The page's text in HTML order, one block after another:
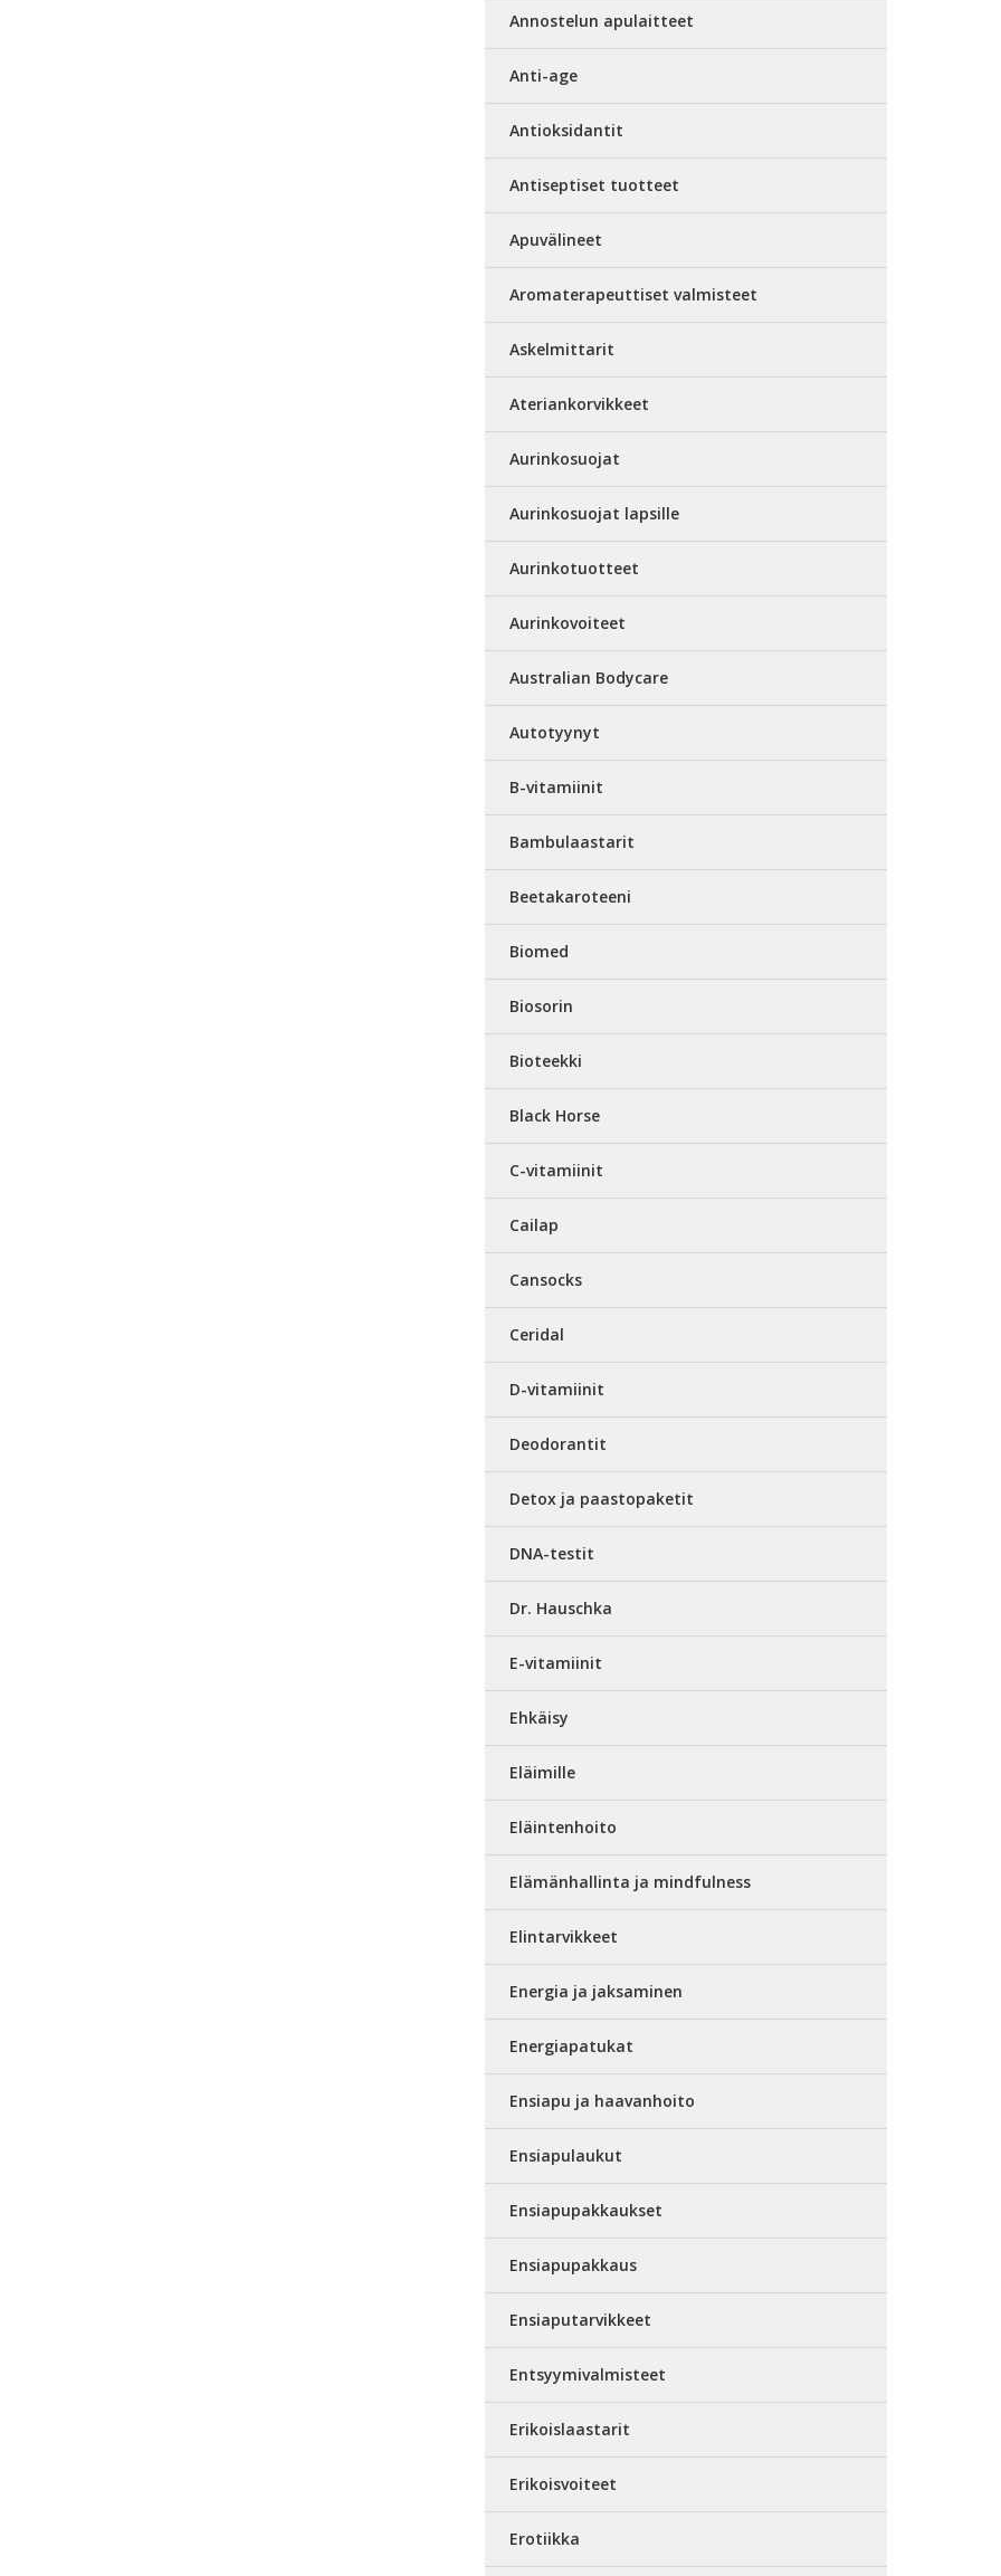
Annostelun apulaitteet
Anti-age
Antioksidantit
Antiseptiset tuotteet
Apuvälineet
Aromaterapeuttiset valmisteet
Askelmittarit
Ateriankorvikkeet
Aurinkosuojat
Aurinkosuojat lapsille
Aurinkotuotteet
Aurinkovoiteet
Australian Bodycare
Autotyynyt
B-vitamiinit
Bambulaastarit
Beetakaroteeni
Biomed
Biosorin
Bioteekki
Black Horse
C-vitamiinit
Cailap
Cansocks
Ceridal
D-vitamiinit
Deodorantit
Detox ja paastopaketit
DNA-testit
Dr. Hauschka
E-vitamiinit
Ehkäisy
Eläimille
Eläintenhoito
Elämänhallinta ja mindfulness
Elintarvikkeet
Energia ja jaksaminen
Energiapatukat
Ensiapu ja haavanhoito
Ensiapulaukut
Ensiapupakkaukset
Ensiapupakkaus
Ensiaputarvikkeet
Entsyymivalmisteet
Erikoislaastarit
Erikoisvoiteet
Erotiikka